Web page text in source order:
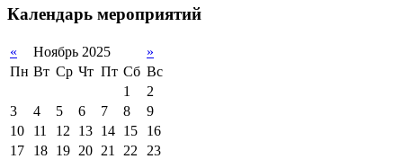
Календарь мероприятий
« Ноябрь 2025
»
Пн Вт Ср Чт Пт Сб Вс
1
2
3
4 5 6 7 8
9
10
11 12 13 14 15
16
17
18 19 20 21 22
23